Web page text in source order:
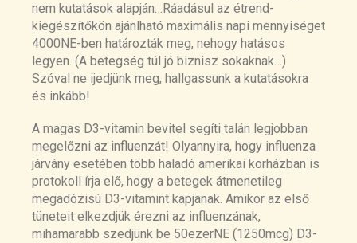
nem kutatások alapján…Ráadásul az étrend-
kiegészítőkön ajánlható maximális napi mennyiséget
4000NE-ben határozták meg, nehogy hatásos
legyen. (A betegség túl jó biznisz sokaknak…)
Szóval ne ijedjünk meg, hallgassunk a kutatásokra
és inkább!
A magas D3-vitamin bevitel segíti talán legjobban
megelőzni az influenzát! Olyannyira, hogy influenza
járvány esetében több haladó amerikai korházban is
protokoll írja elő, hogy a betegek átmenetileg
megadózisú D3-vitamint kapjanak. Amikor az első
tüneteit elkezdjük érezni az influenzának,
mihamarabb szedjünk be 50ezerNE (1250mcg) D3-